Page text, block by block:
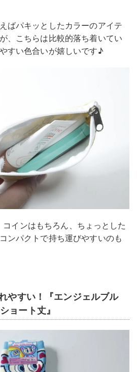
ばパキッとしたカラーのアイテ
、こちらは比較的落ち着いてい
すい色合いが嬉しいです♪
インはもちろん、ちょっとした
ンパクトで持ち運びやすいのも
やすい！『エンジェルブル
ョート丈』